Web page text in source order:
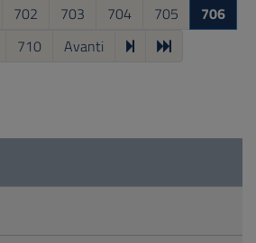
702 703 704 705
706
710 Avanti